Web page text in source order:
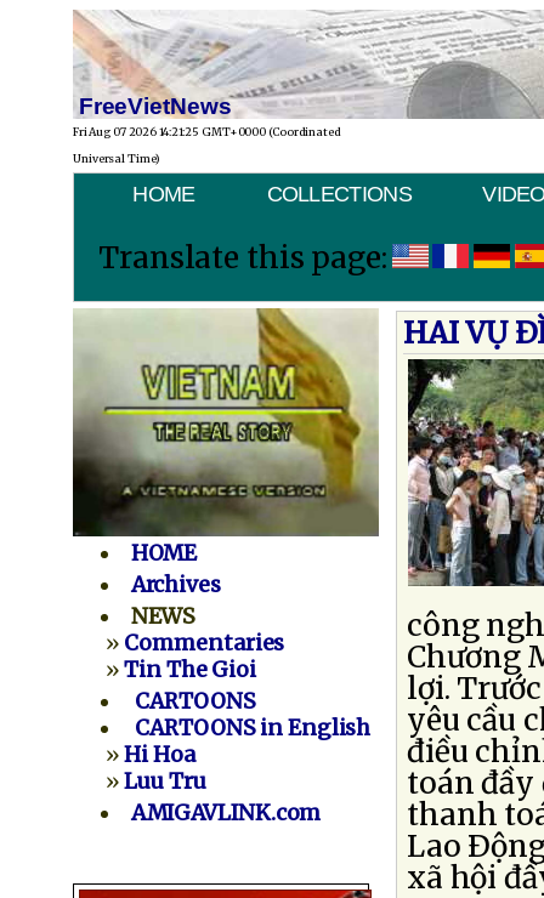
FreeVietNews
Fri Aug 07 2026 14:21:25 GMT+0000 (Coordinated
Universal Time)
HOME COLLECTIONS
Translate this page:
HOME
Archives
NEWS
» Commentaries
»Tin The Gioi
CARTOONS
CARTOONS in English
»Hi Hoa
»Luu Tru
AMIGAVLINK.com
HAI VỤ
công
Chương
lợi.
yêu cầu
điều
toán đầy
thanh
Lao
xã hội